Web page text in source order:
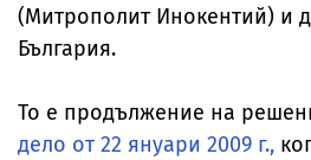
(Митрополит Инокентий) и
България.
То е продължение на
дело от 22 януари 2009 г.,